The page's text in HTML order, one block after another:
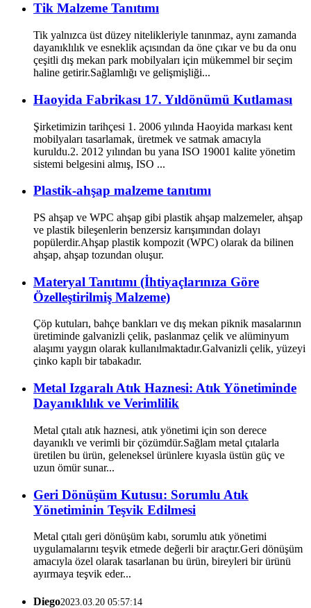
Tik Malzeme Tanıtımı
Tik yalnızca üst düzey nitelikleriyle tanınmaz, aynı zamanda
dayanıklılık ve esneklik açısından da öne çıkar ve bu da onu
çeşitli dış mekan park mobilyaları için mükemmel bir seçim
haline getirir.Sağlamlığı ve gelişmişliği...
Haoyida Fabrikası 17. Yıldönümü Kutlaması
Şirketimizin tarihçesi 1. 2006 yılında Haoyida markası kent
mobilyaları tasarlamak, üretmek ve satmak amacıyla
kuruldu.2. 2012 yılından bu yana ISO 19001 kalite yönetim
sistemi belgesini almış, ISO ...
Plastik-ahşap malzeme tanıtımı
PS ahşap ve WPC ahşap gibi plastik ahşap malzemeler, ahşap
ve plastik bileşenlerin benzersiz karışımından dolayı
popülerdir.Ahşap plastik kompozit (WPC) olarak da bilinen
ahşap, ahşap tozundan oluşur.
Materyal Tanıtımı (İhtiyaçlarınıza Göre
Özelleştirilmiş Malzeme)
Çöp kutuları, bahçe bankları ve dış mekan piknik masalarının
üretiminde galvanizli çelik, paslanmaz çelik ve alüminyum
alaşımı yaygın olarak kullanılmaktadır.Galvanizli çelik, yüzeyi
çinko kaplı bir tabakadır.
Metal Izgaralı Atık Haznesi: Atık Yönetiminde
Dayanıklılık ve Verimlilik
Metal çıtalı atık haznesi, atık yönetimi için son derece
dayanıklı ve verimli bir çözümdür.Sağlam metal çıtalarla
üretilen bu ürün, geleneksel ürünlere kıyasla üstün güç ve
uzun ömür sunar...
Geri Dönüşüm Kutusu: Sorumlu Atık
Yönetiminin Teşvik Edilmesi
Metal çıtalı geri dönüşüm kabı, sorumlu atık yönetimi
uygulamalarını teşvik etmede değerli bir araçtır.Geri dönüşüm
amacıyla özel olarak tasarlanan bu ürün, bireyleri bir ürünü
ayırmaya teşvik eder...
Diego2023.03.20 05:57:14